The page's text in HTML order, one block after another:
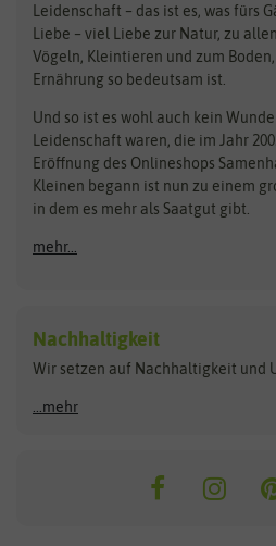
Obstsamen
Pilzbrut
Rasensamen
Steckzwiebeln
Zimmer & Kübelpflanzen
Kataloge
Schnäppchen
Anzucht & Gartenzubehör
Anzuchtschalen
Heizmatte & Heizkabel
Kokos-Quelltabletten
Zimmergewächshaus
Bingenheimer Saatgut
BioBalu
Bionana
BIOWOL
Blumicorn
Bûten Birds
Carl Pabst
Florissa
Flortis
Franchi Sementi
Leidenschaft – das ist es, was fürs
Liebe – viel Liebe zur Natur, zu
Vögeln, Kleintieren und zum
Ernährung so bedeutsam ist.
Und so ist es wohl auch kein
Leidenschaft waren, die im Jahr
Eröffnung des Onlineshops
Kleinen begann ist nun zu einem
in dem es mehr als Saatgut gibt.
mehr...
Nachhaltigkeit
Wir setzen auf Nachhaltigkeit und
...mehr